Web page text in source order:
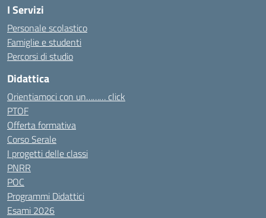
I Servizi
Personale scolastico
Famiglie e studenti
Percorsi di studio
Didattica
Orientiamoci con un……… click
PTOF
Offerta formativa
Corso Serale
I progetti delle classi
PNRR
POC
Programmi Didattici
Esami 2026